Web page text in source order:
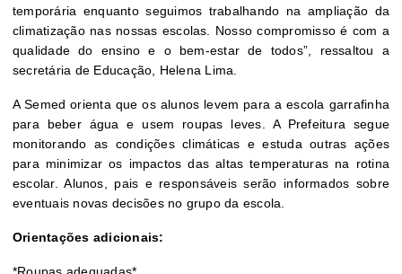
temporária enquanto seguimos trabalhando na ampliação da
climatização nas nossas escolas. Nosso compromisso é com a
qualidade do ensino e o bem-estar de todos”, ressaltou a
secretária de Educação, Helena Lima.
A Semed orienta que os alunos levem para a escola garrafinha
para beber água e usem roupas leves. A Prefeitura segue
monitorando as condições climáticas e estuda outras ações
para minimizar os impactos das altas temperaturas na rotina
escolar. Alunos, pais e responsáveis serão informados sobre
eventuais novas decisões no grupo da escola.
Orientações adicionais: